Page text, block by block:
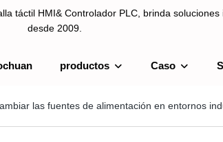
táctil HMI& Controlador PLC, brinda
desde 2009.
productos Caso
las fuentes de alimentación en entornos